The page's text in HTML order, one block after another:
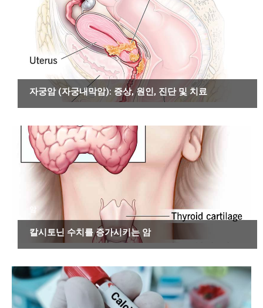
자궁암 (자궁내막암): 증상, 원인, 진단 및 치료
칼시토닌 수치를 증가시키는 암